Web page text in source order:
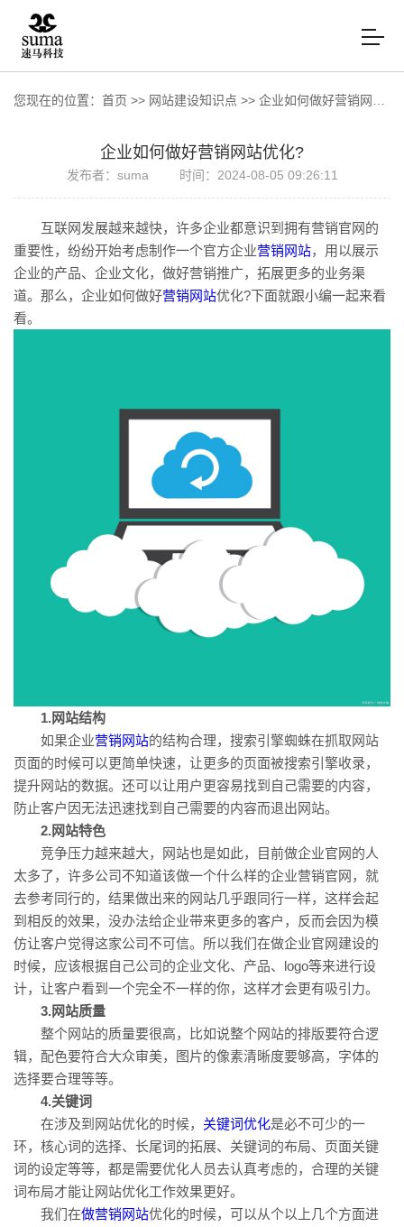
您现在的位置： 首页 >> 网站建设知识点 >> 企业如何做好营销网站优化?
企业如何做好营销网站优化?
发布者：suma 时间：2024-08-05 09:26:11
互联网发展越来越快，许多企业都意识到拥有营销官网的
重要性，纷纷开始考虑制作一个官方企业营销网站，用以展示
企业的产品、企业文化，做好营销推广，拓展更多的业务渠
道。那么，企业如何做好营销网站优化?下面就跟小编一起来看
看。
1.网站结构
如果企业营销网站的结构合理，搜索引擎蜘蛛在抓取网站
页面的时候可以更简单快速，让更多的页面被搜索引擎收录，
提升网站的数据。还可以让用户更容易找到自己需要的内容，
防止客户因无法迅速找到自己需要的内容而退出网站。
2.网站特色
竞争压力越来越大，网站也是如此，目前做企业官网的人
太多了，许多公司不知道该做一个什么样的企业营销官网，就
去参考同行的，结果做出来的网站几乎跟同行一样，这样会起
到相反的效果，没办法给企业带来更多的客户，反而会因为模
仿让客户觉得这家公司不可信。所以我们在做企业官网建设的
时候，应该根据自己公司的企业文化、产品、logo等来进行设
计，让客户看到一个完全不一样的你，这样才会更有吸引力。
3.网站质量
整个网站的质量要很高，比如说整个网站的排版要符合逻
辑，配色要符合大众审美，图片的像素清晰度要够高，字体的
选择要合理等等。
4.关键词
在涉及到网站优化的时候， 关键词优化是必不可少的一
环，核心词的选择、长尾词的拓展、关键词的布局、页面关键
词的设定等等，都是需要优化人员去认真考虑的，合理的关键
词布局才能让网站优化工作效果更好。
我们在做营销网站优化的时候，可以从个以上几个方面进